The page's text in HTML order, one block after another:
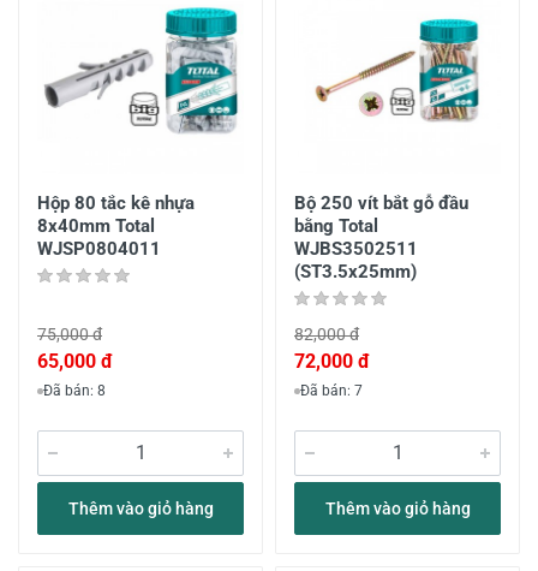
Hộp 80 tắc kê nhựa
8x40mm Total
WJSP0804011
75,000 đ
65,000 đ
Đã bán: 8
Thêm vào giỏ hàng
Bộ 250 vít bắt gỗ đầu
bằng Total
WJBS3502511
(ST3.5x25mm)
82,000 đ
72,000 đ
Đã bán: 7
Thêm vào giỏ hàng